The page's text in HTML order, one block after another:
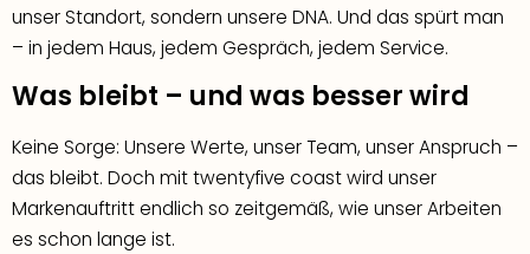
unser Standort, sondern unsere DNA. Und das spürt man
– in jedem Haus, jedem Gespräch, jedem Service.
Was bleibt – und was besser wird
Keine Sorge: Unsere Werte, unser Team, unser Anspruch –
das bleibt. Doch mit twentyfive coast wird unser
Markenauftritt endlich so zeitgemäß, wie unser Arbeiten
es schon lange ist.